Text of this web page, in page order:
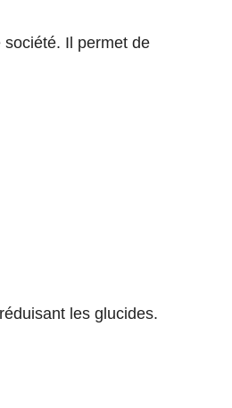
société. Il permet de
les glucides.